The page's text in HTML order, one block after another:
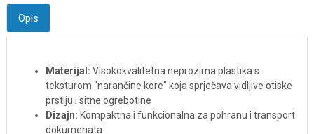
Opis
Materijal: Visokokvalitetna neprozirna plastika s
teksturom "narančine kore" koja sprječava vidljive otiske
prstiju i sitne ogrebotine
Dizajn: Kompaktna i funkcionalna za pohranu i transport
dokumenata